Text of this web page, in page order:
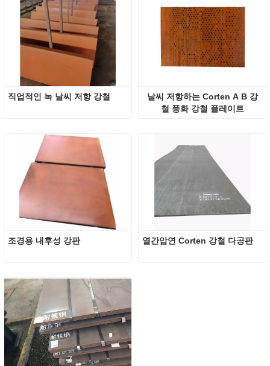
직업적인 녹 날씨 저항 강철
날씨 저항하는 Corten A B 강
철 풍화 강철 플레이트
조경용 내후성 강판 열간압연 Corten 강철 다공판